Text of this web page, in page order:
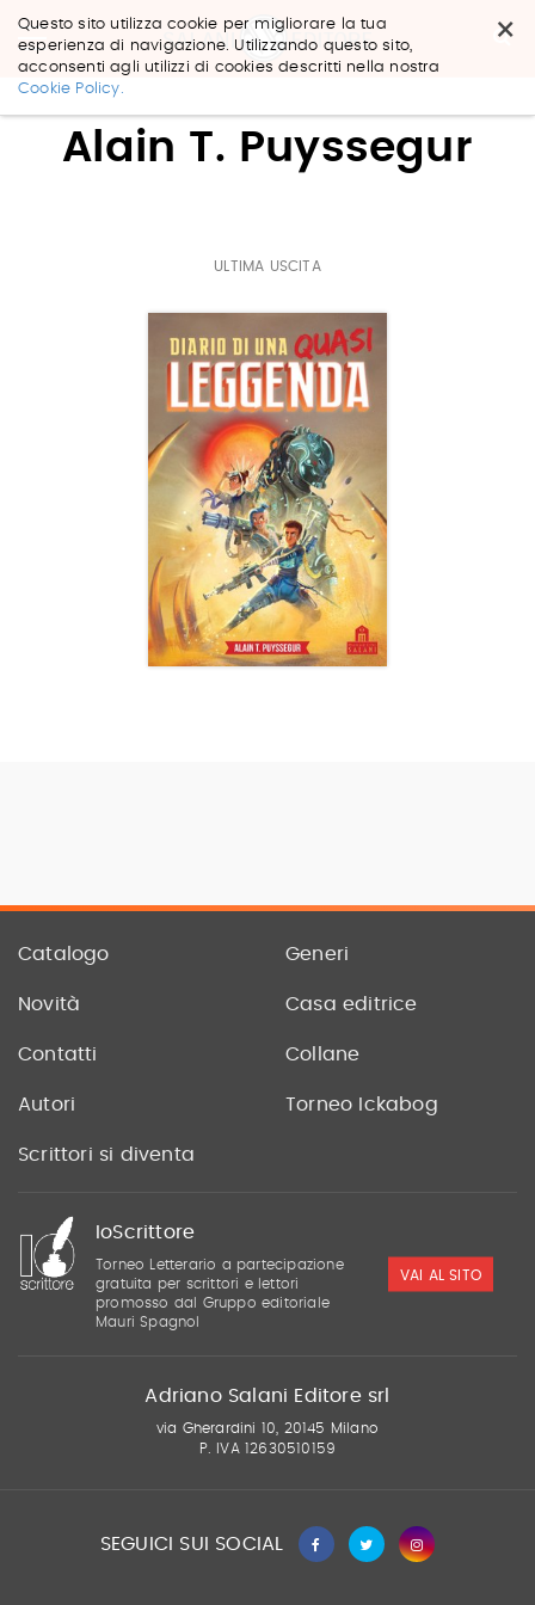
×
Questo sito utilizza cookie per migliorare la tua
esperienza di navigazione. Utilizzando questo sito,
acconsenti agli utilizzi di cookies descritti nella nostra
Cookie Policy.
Salta
Alain T. Puyssegur
ULTIMA USCITA
Catalogo Generi
Novità Casa editrice
Contatti Collane
Autori Torneo Ickabog
Scrittori si diventa
IoScrittore
Torneo Letterario a partecipazione
gratuita per scrittori e lettori
promosso dal Gruppo editoriale
Mauri Spagnol
VAI AL SITO
Adriano Salani Editore srl
via Gherardini 10, 20145 Milano
P. IVA 12630510159
SEGUICI SUI SOCIAL